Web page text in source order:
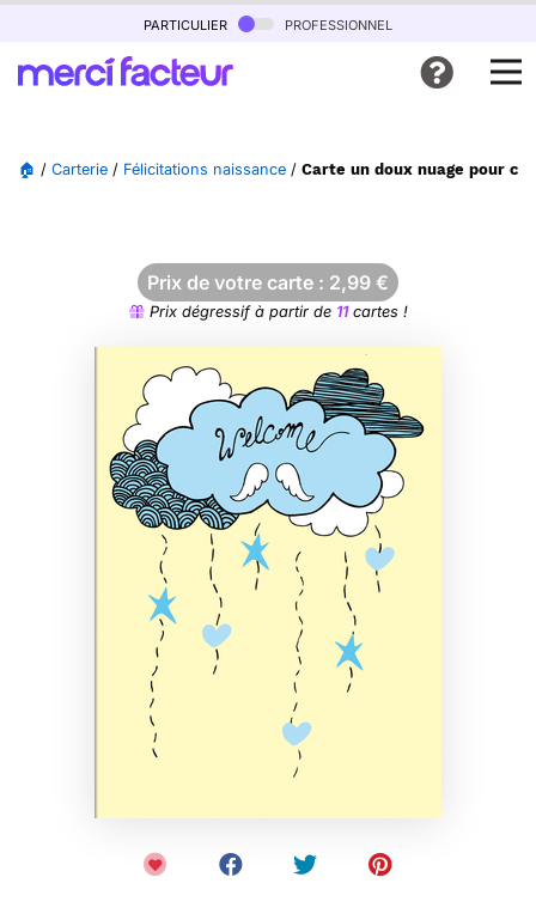
particulier professionnel
🏠 / Carterie / Félicitations naissance / Carte un doux nuage pour
Prix de votre carte : 2,99 €
Prix dégressif à partir de 11cartes !